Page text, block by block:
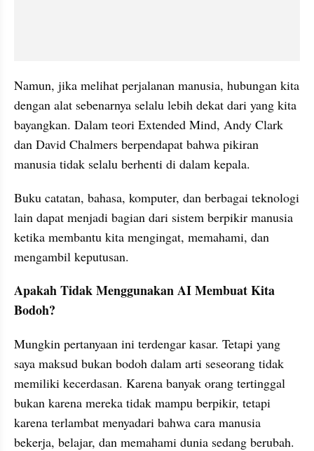
Namun, jika melihat perjalanan manusia, hubungan kita
dengan alat sebenarnya selalu lebih dekat dari yang kita
bayangkan. Dalam teori Extended Mind, Andy Clark
dan David Chalmers berpendapat bahwa pikiran
manusia tidak selalu berhenti di dalam kepala.
Buku catatan, bahasa, komputer, dan berbagai teknologi
lain dapat menjadi bagian dari sistem berpikir manusia
ketika membantu kita mengingat, memahami, dan
mengambil keputusan.
Apakah Tidak Menggunakan AI Membuat Kita
Bodoh?
Mungkin pertanyaan ini terdengar kasar. Tetapi yang
saya maksud bukan bodoh dalam arti seseorang tidak
memiliki kecerdasan. Karena banyak orang tertinggal
bukan karena mereka tidak mampu berpikir, tetapi
karena terlambat menyadari bahwa cara manusia
bekerja, belajar, dan memahami dunia sedang berubah.